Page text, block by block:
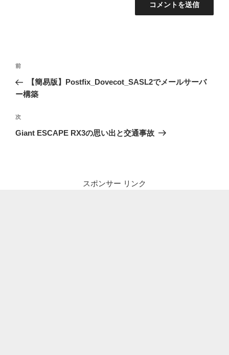
投
ナ
ゲ
ー
前
の
前
【簡易版】Postfix_Dovecot_SASL2でメールサーバ
ー構築
次
の
次
Giant ESCAPE RX3の思い出と交通事故
スポンサー リンク